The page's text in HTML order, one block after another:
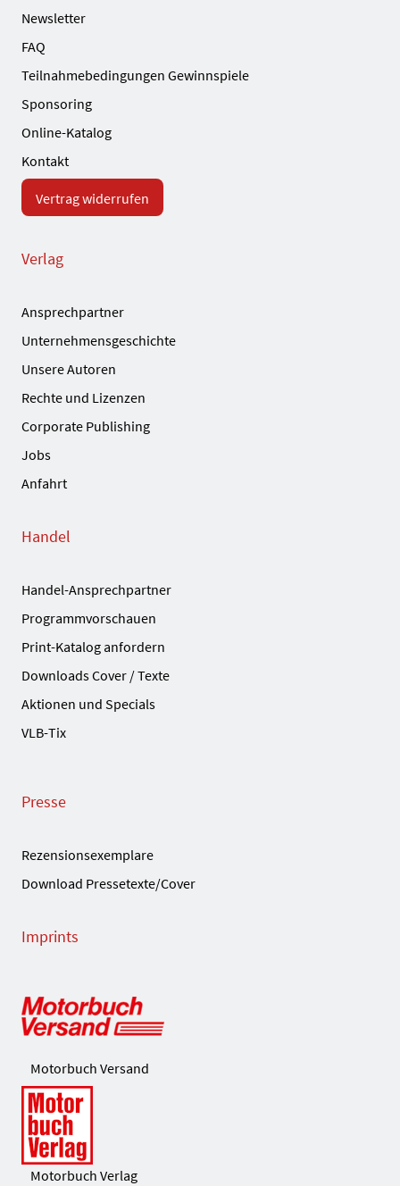
Newsletter
FAQ
Teilnahmebedingungen Gewinnspiele
Sponsoring
Online-Katalog
Kontakt
Vertrag widerrufen
Verlag
Ansprechpartner
Unternehmensgeschichte
Unsere Autoren
Rechte und Lizenzen
Corporate Publishing
Jobs
Anfahrt
Handel
Handel-Ansprechpartner
Programmvorschauen
Print-Katalog anfordern
Downloads Cover / Texte
Aktionen und Specials
VLB-Tix
Presse
Rezensionsexemplare
Download Pressetexte/Cover
Imprints
Motorbuch Versand
Motorbuch Verlag